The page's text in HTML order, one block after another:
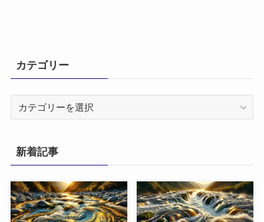
カテゴリー
リ
ー
新着記事